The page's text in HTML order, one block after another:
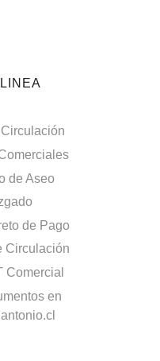
de Aseo
de Pago
Circulación
Comercial
en